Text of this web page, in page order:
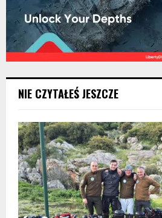
NIE CZYTAŁEŚ JESZCZE